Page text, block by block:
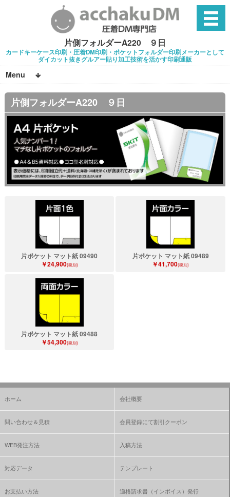
片側フォルダーA220 ９日
カードキーケース印刷・圧着DM印刷・ポケットフォルダー印刷メーカーとして
ダイカット抜きグルアー貼り加工技術を活かす印刷通販
Menu
片側フォルダーA220 ９日
片ポケット マット紙 09490
￥24,900(税別)
片ポケット マット紙 09489
￥41,700(税別)
片ポケット マット紙 09488
￥54,300(税別)
ホーム 会社概要
問い合わせ＆見積 会員登録にて割引クーポン
WEB発注方法 入稿方法
対応データ テンプレート
お支払い方法 適格請求書（インボイス）発行